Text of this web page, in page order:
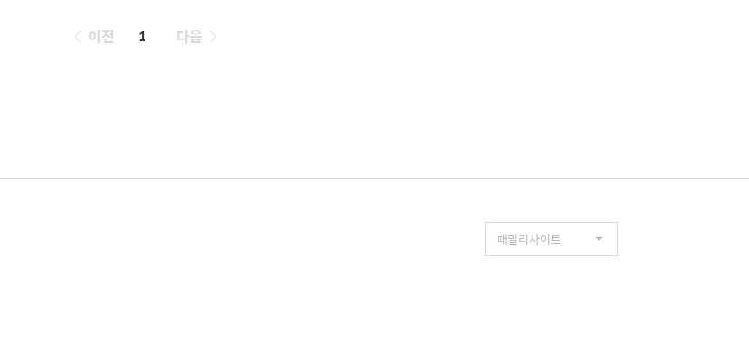
페
이전 1 다음